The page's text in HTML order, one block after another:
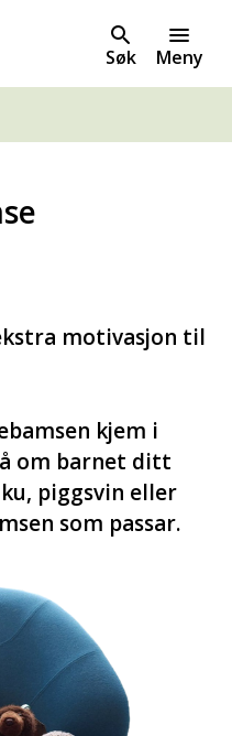
Søk Meny
motivasjon til
kjem i
om barnet ditt
piggsvin eller
som passar.